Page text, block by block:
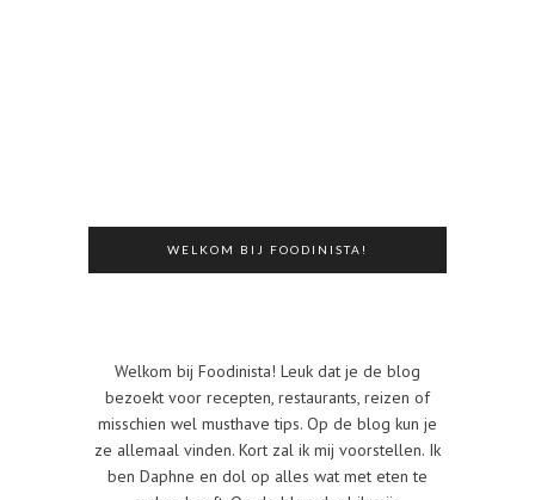
WELKOM BIJ FOODINISTA!
Welkom bij Foodinista! Leuk dat je de blog
bezoekt voor recepten, restaurants, reizen of
misschien wel musthave tips. Op de blog kun je
ze allemaal vinden. Kort zal ik mij voorstellen. Ik
ben Daphne en dol op alles wat met eten te